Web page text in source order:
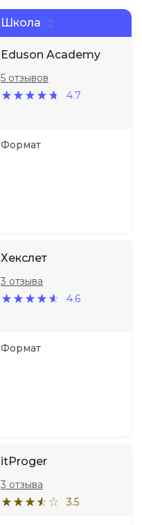
Школа
Eduson Academy
4.7
5 отзывов
Формат
Хекслет
4.6
3 отзыва
Формат
itProger
3.5
3 отзыва